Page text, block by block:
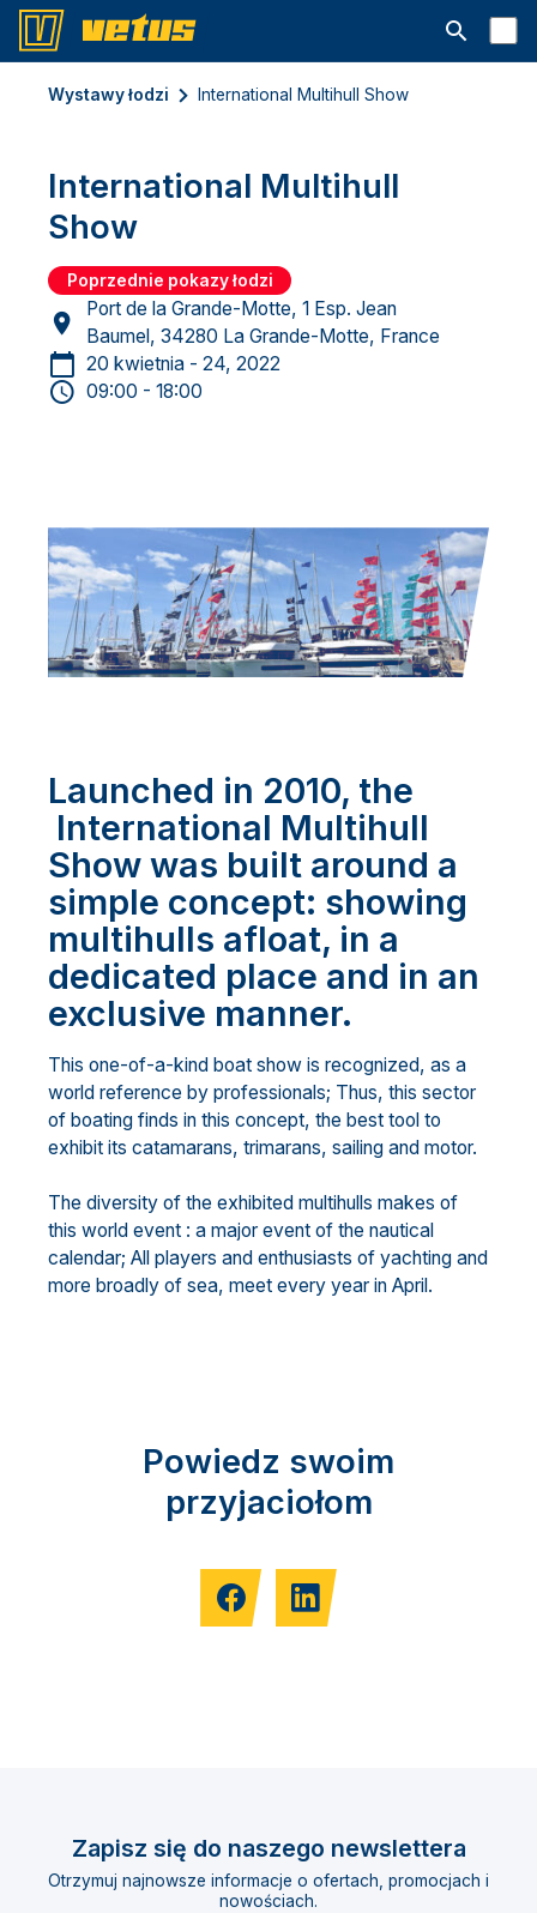
Otwórz
Wystawy łodzi International Multihull Show
International Multihull
Show
Poprzednie pokazy łodzi
Port de la Grande-Motte, 1 Esp. Jean
Baumel, 34280 La Grande-Motte, France
20 kwietnia - 24, 2022
09:00 - 18:00
Launched in 2010, the
International Multihull
Show was built around a
simple concept: showing
multihulls afloat, in a
dedicated place and in an
exclusive manner.
This one-of-a-kind boat show is recognized, as a
world reference by professionals; Thus, this sector
of boating finds in this concept, the best tool to
exhibit its catamarans, trimarans, sailing and motor.
The diversity of the exhibited multihulls makes of
this world event : a major event of the nautical
calendar; All players and enthusiasts of yachting and
more broadly of sea, meet every year in April.
Powiedz swoim
przyjaciołom
Zapisz się do naszego newslettera
Otrzymuj najnowsze informacje o ofertach, promocjach i
nowościach.